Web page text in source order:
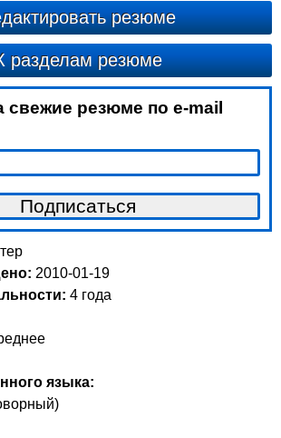
резюме
разделам резюме
свежие резюме по e-mail
2010-01-19
4 года
языка: